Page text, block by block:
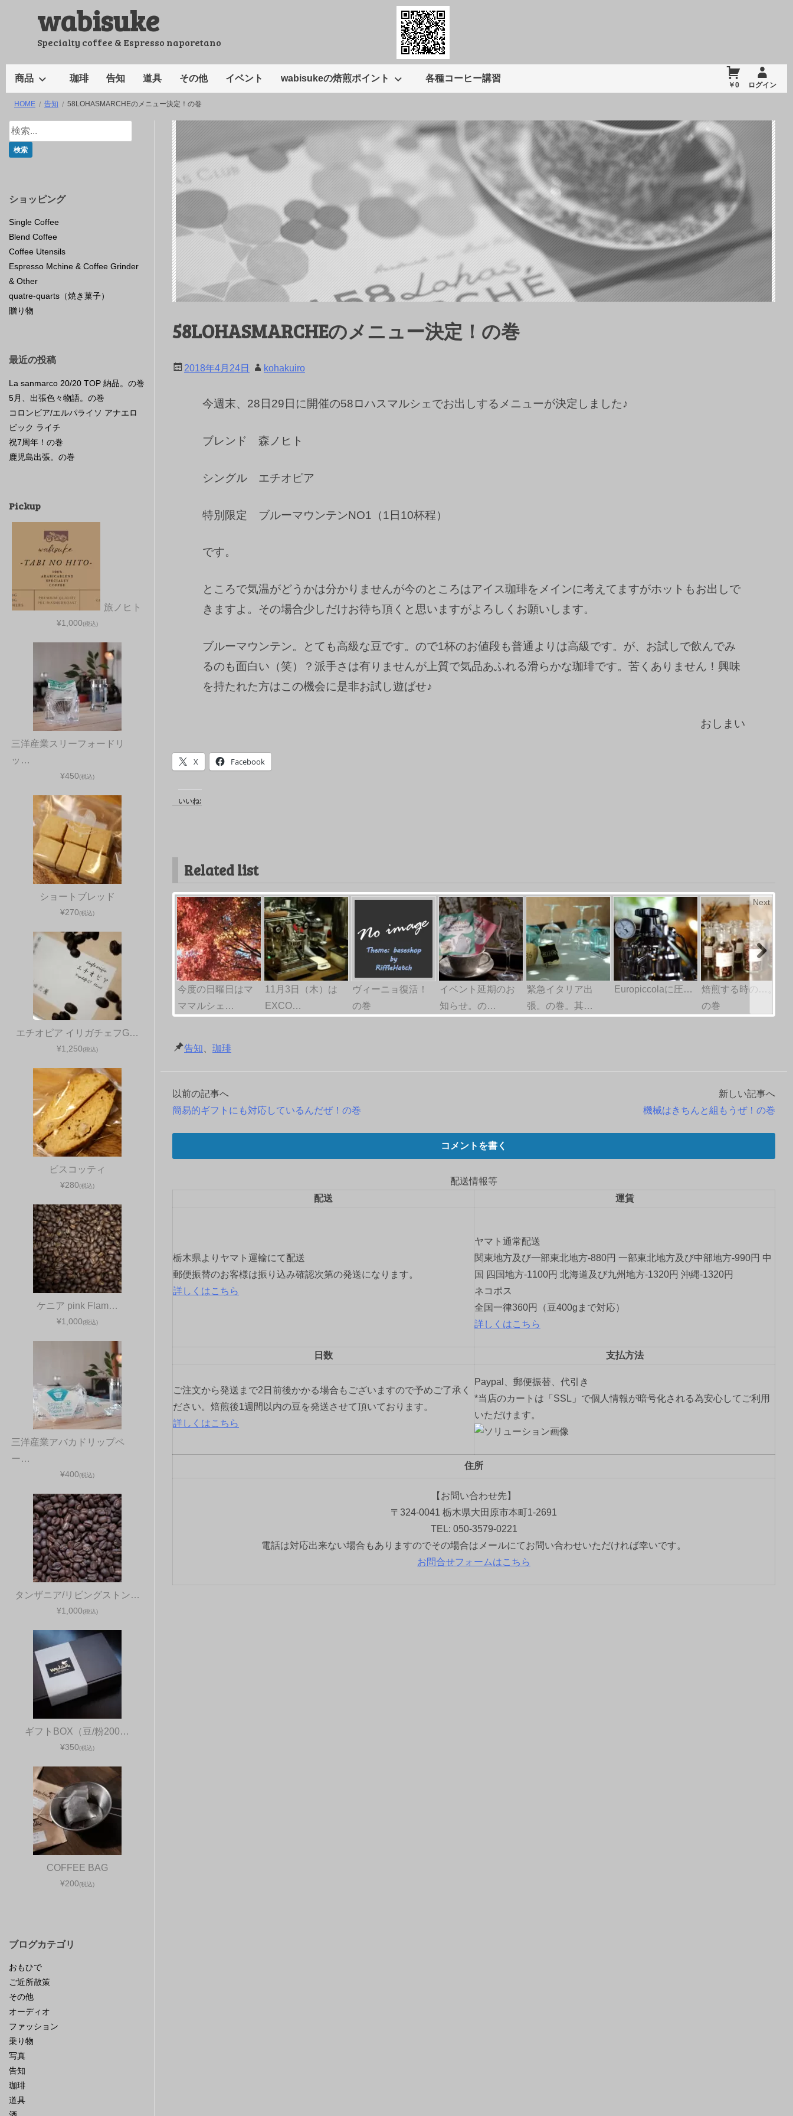
wabisuke
Specialty coffee & Espresso naporetano
商品 珈琲 告知 道具 その他 イベント wabisukeの焙煎ポイント 各種コーヒー講習
￥0 ログイン
HOME 告知 58LOHASMARCHEのメニュー決定！の巻
58LOHASMARCHEのメニュー決定！の巻
2018年4月24日 kohakuiro
今週末、28日29日に開催の58ロハスマルシェでお出しするメニューが決定しました♪
ブレンド 森ノヒト
シングル エチオピア
特別限定 ブルーマウンテンNO1（1日10杯程）
です。
ところで気温がどうかは分かりませんが今のところはアイス珈琲をメインに考えてますがホットもお出しで
きますよ。その場合少しだけお待ち頂くと思いますがよろしくお願いします。
ブルーマウンテン。とても高級な豆です。ので1杯のお値段も普通よりは高級です。が、お試しで飲んでみ
るのも面白い（笑）？派手さは有りませんが上質で気品あふれる滑らかな珈琲です。苦くありません！興味
を持たれた方はこの機会に是非お試し遊ばせ♪
おしまい
X Facebook
いいね:
Related list
今度の日曜日はマ
ママルシェ…
11月3日（木）は
EXCO…
ヴィーニョ復活！
の巻
イベント延期のお
知らせ。の…
緊急イタリア出
張。の巻。其…
Europiccolaに圧…
焙煎する時の…。
の巻
Next
告知 珈琲
投
シ
ョ
ン
以前の記事へ
簡易的ギフトにも対応しているんだぜ！の巻
新しい記事へ
機械はきちんと組もうぜ！の巻
コメントを書く
配送情報等
配送
運賃
栃木県よりヤマト運輸にて配送
郵便振替のお客様は振り込み確認次第の発送になります。
詳しくはこちら
ヤマト通常配送
関東地方及び一部東北地方-880円 一部東北地方及び中部地方-990円 中
国 四国地方-1100円 北海道及び九州地方-1320円 沖縄-1320円
ネコポス
全国一律360円（豆400gまで対応）
詳しくはこちら
日数 支払方法
ご注文から発送まで2日前後かかる場合もございますので予めご了承く
ださい。焙煎後1週間以内の豆を発送させて頂いております。
詳しくはこちら
Paypal、郵便振替、代引き
*当店のカートは「SSL」で個人情報が暗号化される為安心してご利用
いただけます。
住所
【お問い合わせ先】
〒324-0041 栃木県大田原市本町1-2691
TEL: 050-3579-0221
電話は対応出来ない場合もありますのでその場合はメールにてお問い合わせいただければ幸いです。
お問合せフォームはこちら
ショッピング
Single Coffee
Blend Coffee
Coffee Utensils
Espresso Mchine & Coffee Grinder
& Other
quatre-quarts（焼き菓子）
贈り物
最近の投稿
La sanmarco 20/20 TOP 納品。の巻
5月、出張色々物語。の巻
コロンビア/エルパライソ アナエロ
ビック ライチ
祝7周年！の巻
鹿児島出張。の巻
Pickup
旅ノヒト
¥1,000(税込)
三洋産業スリーフォードリ
ッ…
¥450(税込)
ショートブレッド
¥270(税込)
エチオピア イリガチェフG…
¥1,250(税込)
ビスコッティ
¥280(税込)
ケニア pink Flam…
¥1,000(税込)
三洋産業アバカドリップペ
ー…
¥400(税込)
タンザニア/リビングストン…
¥1,000(税込)
ギフトBOX（豆/粉200…
¥350(税込)
COFFEE BAG
¥200(税込)
ブログカテゴリ
おもひで
ご近所散策
その他
オーディオ
ファッション
乗り物
写真
告知
珈琲
道具